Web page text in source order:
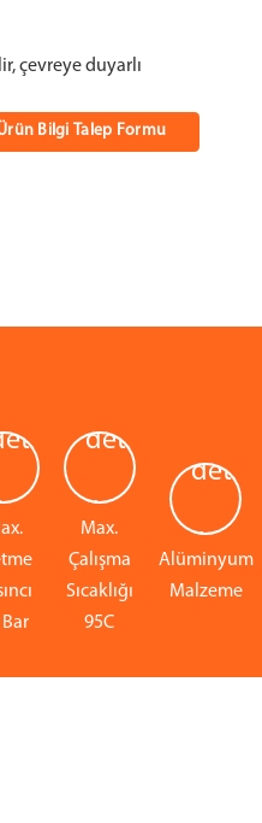
çevreye duyarlı
Bilgi Talep Formu
Bar
Max.
Çalışma
Sıcaklığı
95C
Alüminyum
Malzeme